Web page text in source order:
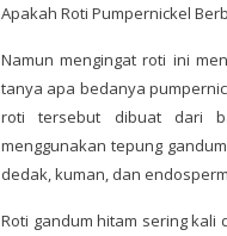
Apakah Roti Pumpernickel
Namun mengingat roti ini
tanya apa bedanya
roti tersebut dibuat dari
menggunakan tepung
dedak, kuman, dan
Roti gandum hitam sering